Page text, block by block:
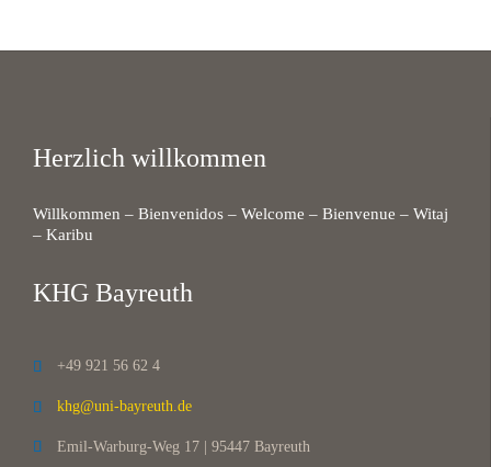
Herzlich willkommen
Willkommen – Bienvenidos – Welcome – Bienvenue – Witaj
– Karibu
KHG Bayreuth
 +49 921 56 62 4
 khg@uni-bayreuth.de
 Emil-Warburg-Weg 17 | 95447 Bayreuth